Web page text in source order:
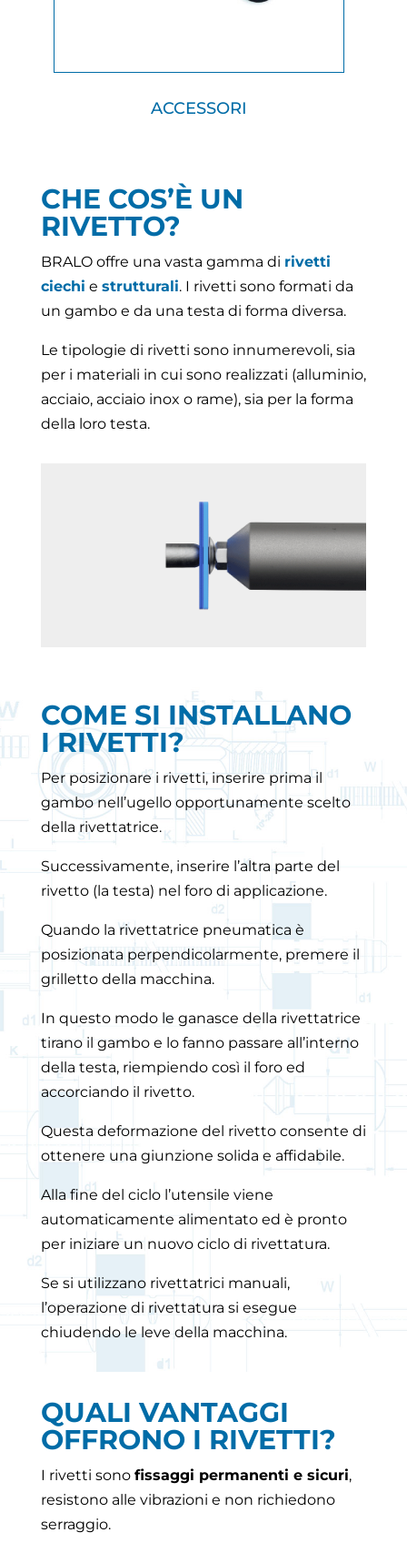
ACCESSORI
CHE COS’È UN
RIVETTO?
BRALO offre una vasta gamma di rivetti
ciechi e strutturali. I rivetti sono formati da
un gambo e da una testa di forma diversa.
Le tipologie di rivetti sono innumerevoli, sia
per i materiali in cui sono realizzati (alluminio,
acciaio, acciaio inox o rame), sia per la forma
della loro testa.
COME SI INSTALLANO
I RIVETTI?
Per posizionare i rivetti, inserire prima il
gambo nell’ugello opportunamente scelto
della rivettatrice.
Successivamente, inserire l’altra parte del
rivetto (la testa) nel foro di applicazione.
Quando la rivettatrice pneumatica è
posizionata perpendicolarmente, premere il
grilletto della macchina.
In questo modo le ganasce della rivettatrice
tirano il gambo e lo fanno passare all’interno
della testa, riempiendo così il foro ed
accorciando il rivetto.
Questa deformazione del rivetto consente di
ottenere una giunzione solida e affidabile.
Alla fine del ciclo l’utensile viene
automaticamente alimentato ed è pronto
per iniziare un nuovo ciclo di rivettatura.
Se si utilizzano rivettatrici manuali,
l’operazione di rivettatura si esegue
chiudendo le leve della macchina.
QUALI VANTAGGI
OFFRONO I RIVETTI?
I rivetti sono fissaggi permanenti e sicuri,
resistono alle vibrazioni e non richiedono
serraggio.